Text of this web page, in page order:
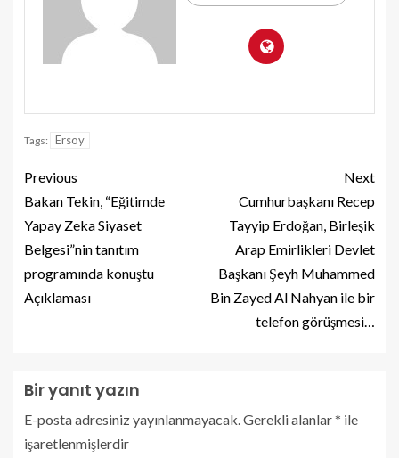
Tags: Ersoy
Previous
Bakan Tekin, “Eğitimde
Yapay Zeka Siyaset
Belgesi”nin tanıtım
programında konuştu
Açıklaması
Next
Cumhurbaşkanı Recep
Tayyip Erdoğan, Birleşik
Arap Emirlikleri Devlet
Başkanı Şeyh Muhammed
Bin Zayed Al Nahyan ile bir
telefon görüşmesi…
Bir yanıt yazın
E-posta adresiniz yayınlanmayacak.Gerekli alanlar* ile
işaretlenmişlerdir